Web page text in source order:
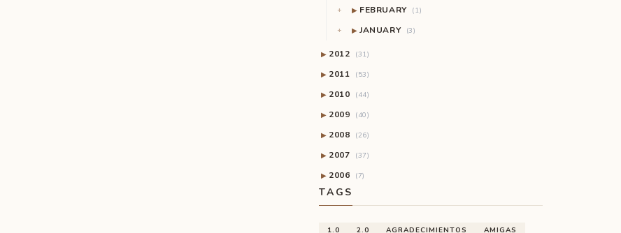
▶ FEBRUARY (1)
▶ JANUARY (3)
▶ 2012 (31)
▶ 2011 (53)
▶ 2010 (44)
▶ 2009 (40)
▶ 2008 (26)
▶ 2007 (37)
▶ 2006 (7)
TAGS
1.0 2.0 AGRADECIMIENTOS
AMIGAS